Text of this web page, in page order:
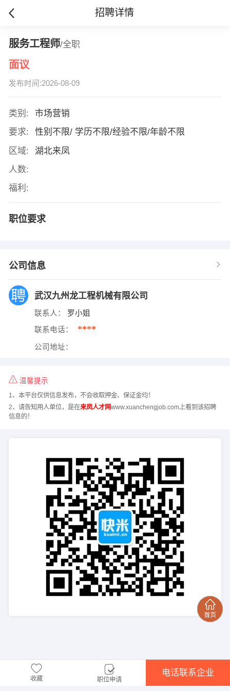
招聘详情
服务工程师/全职
面议
发布时间:2026-08-09
类别:
市场营销
要求:
性别不限/ 学历不限/经验不限/年龄不限
区域:
湖北来凤
人数:
福利:
职位要求
公司信息
武汉九州龙工程机械有限公司
联系人： 罗小姐
联系电话： ****
公司地址：
温馨提示
1、本平台仅供信息发布，不会收取押金、保证金均！
2、请告知用人单位，是在来凤人才网www.xuanchengjob.com上看到该招聘
信息的！
收藏 职位申请
电话联系企业